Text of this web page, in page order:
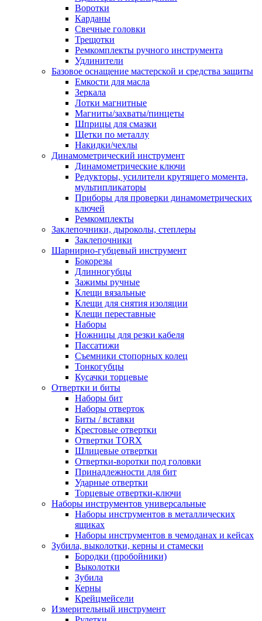
Воротки
Карданы
Свечные головки
Трещотки
Ремкомплекты ручного инструмента
Удлинители
Базовое оснащение мастерской и средства защиты
Емкости для масла
Зеркала
Лотки магнитные
Магниты/захваты/пинцеты
Шприцы для смазки
Щетки по металлу
Накидки/чехлы
Динамометрический инструмент
Динамометрические ключи
Редукторы, усилители крутящего момента,
мультипликаторы
Приборы для проверки динамометрических
ключей
Ремкомплекты
Заклепочники, дыроколы, степлеры
Заклепочники
Шарнирно-губцевый инструмент
Бокорезы
Длинногубцы
Зажимы ручные
Клещи вязальные
Клещи для снятия изоляции
Клещи переставные
Наборы
Ножницы для резки кабеля
Пассатижи
Съемники стопорных колец
Тонкогубцы
Кусачки торцевые
Отвертки и биты
Наборы бит
Наборы отверток
Биты / вставки
Крестовые отвертки
Отвертки TORX
Шлицевые отвертки
Отвертки-воротки под головки
Принадлежности для бит
Ударные отвертки
Торцевые отвертки-ключи
Наборы инструментов универсальные
Наборы инструментов в металлических
ящиках
Наборы инструментов в чемоданах и кейсах
Зубила, выколотки, керны и стамески
Бородки (пробойники)
Выколотки
Зубила
Керны
Крейцмейсели
Измерительный инструмент